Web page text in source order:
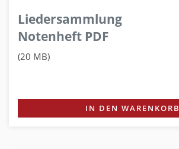
Liedersammlung
Notenheft PDF
(20 MB)
IN DEN WARENKORB